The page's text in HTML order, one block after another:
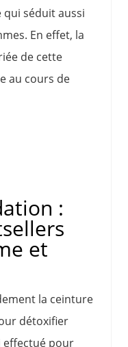
séduit aussi
En effet, la
de cette
au cours de
:
et
la ceinture
détoxifier
effectué pour